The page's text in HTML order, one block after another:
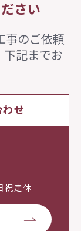
さい
事のご依頼
下記までお
せ
祝定休